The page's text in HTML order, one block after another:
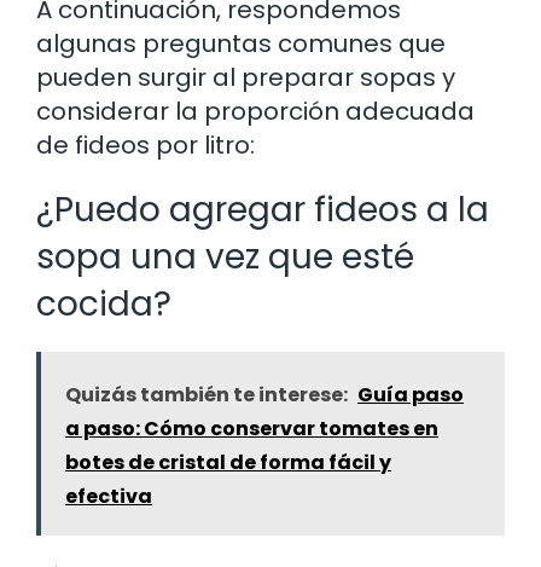
A continuación, respondemos
algunas preguntas comunes que
pueden surgir al preparar sopas y
considerar la proporción adecuada
de fideos por litro:
¿Puedo agregar fideos a la
sopa una vez que esté
cocida?
Quizás también te interese: Guía paso
a paso: Cómo conservar tomates en
botes de cristal de forma fácil y
efectiva